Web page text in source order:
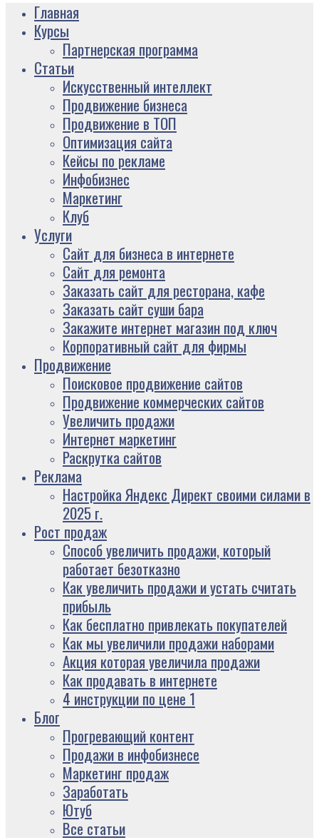
Главная
Курсы
Партнерская программа
Статьи
Искусственный интеллект
Продвижение бизнеса
Продвижение в ТОП
Оптимизация сайта
Кейсы по рекламе
Инфобизнес
Маркетинг
Клуб
Услуги
Сайт для бизнеса в интернете
Сайт для ремонта
Заказать сайт для ресторана, кафе
Заказать сайт суши бара
Закажите интернет магазин под ключ
Корпоративный сайт для фирмы
Продвижение
Поисковое продвижение сайтов
Продвижение коммерческих сайтов
Увеличить продажи
Интернет маркетинг
Раскрутка сайтов
Реклама
Настройка Яндекс Директ своими силами в
2025 г.
Рост продаж
Способ увеличить продажи, который
работает безотказно
Как увеличить продажи и устать считать
прибыль
Как бесплатно привлекать покупателей
Как мы увеличили продажи наборами
Акция которая увеличила продажи
Как продавать в интернете
4 инструкции по цене 1
Блог
Прогревающий контент
Продажи в инфобизнесе
Маркетинг продаж
Заработать
Ютуб
Все статьи